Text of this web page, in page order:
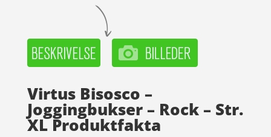
Virtus Bisosco –
Joggingbukser – Rock – Str.
XL Produktfakta